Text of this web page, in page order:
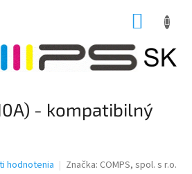
- kompatibilný
hodnotenia Značka: COMPS, spol. s r.o.